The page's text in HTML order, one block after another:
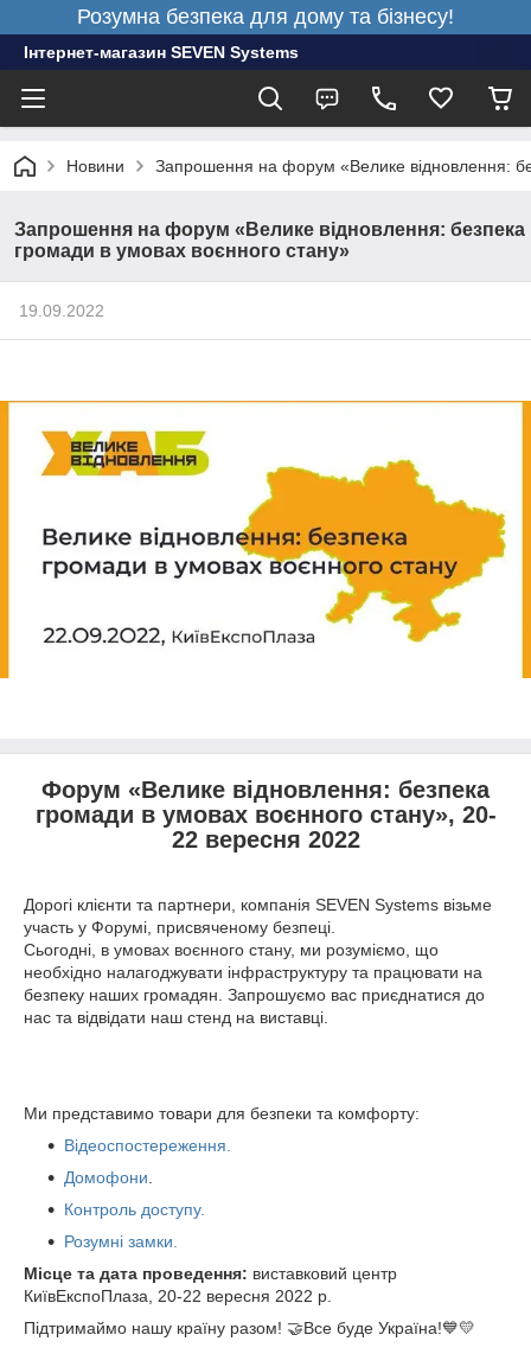
Розумна безпека для дому та бізнесу!
Інтернет-магазин SEVEN Systems
Новини Запрошення на форум «Велике відновлення:
Запрошення на форум «Велике відновлення: безпека
громади в умовах воєнного стану»
19.09.2022
Форум «Велике відновлення: безпека
громади в умовах воєнного стану», 20-
22 вересня 2022
Дорогі клієнти та партнери, компанія SEVEN Systems візьме
участь у Форумі, присвяченому безпеці.
Сьогодні, в умовах воєнного стану, ми розуміємо, що
необхідно налагоджувати інфраструктуру та працювати на
безпеку наших громадян. Запрошуємо вас приєднатися до
нас та відвідати наш стенд на виставці.
Ми представимо товари для безпеки та комфорту:
Відеоспостереження.
Домофони
Контроль доступу.
Розумні замки.
Місце та дата проведення: виставковий центр
КиївЕкспоПлаза, 20-22 вересня 2022 р.
Підтримаймо нашу країну разом! 🤝Все буде Україна!💙💛